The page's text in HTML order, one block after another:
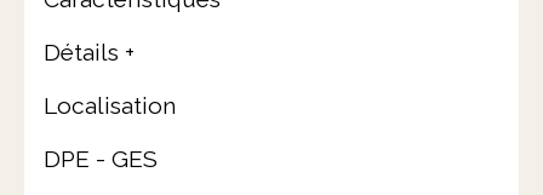
Détails +
Localisation
DPE - GES